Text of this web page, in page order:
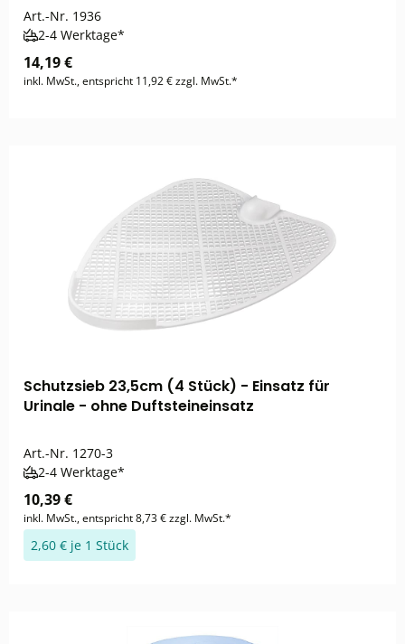
Art.-Nr. 1936
2-4 Werktage*
14,19 €
inkl. MwSt., entspricht 11,92 € zzgl. MwSt.*
Schutzsieb 23,5cm (4 Stück) - Einsatz für
Urinale - ohne Duftsteineinsatz
Art.-Nr. 1270-3
2-4 Werktage*
10,39 €
inkl. MwSt., entspricht 8,73 € zzgl. MwSt.*
2,60 € je 1 Stück